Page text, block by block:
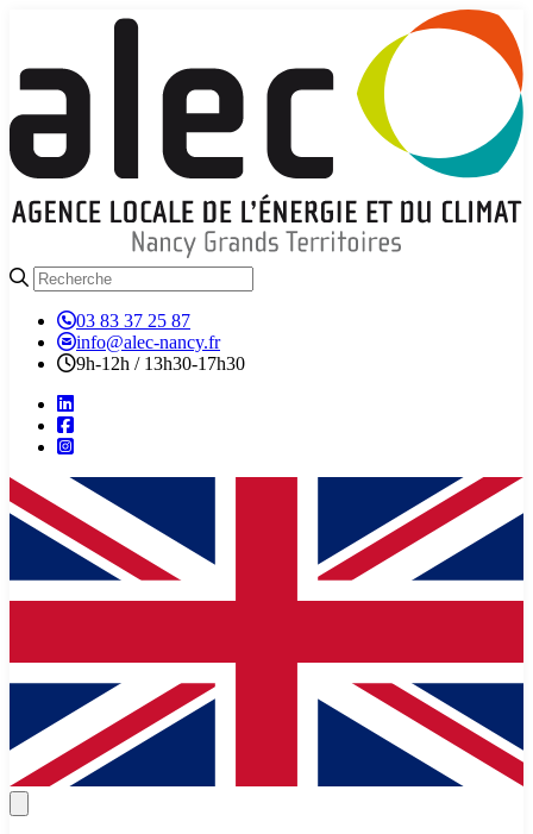
03 83 37 25 87
info@alec-nancy.fr
9h-12h / 13h30-17h30